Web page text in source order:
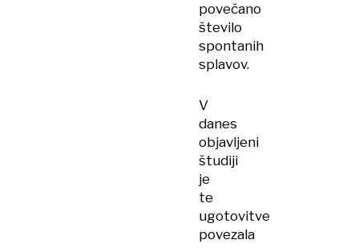
povečano
število
spontanih
splavov.
V
danes
objavljeni
študiji
je
te
ugotovitve
povezala